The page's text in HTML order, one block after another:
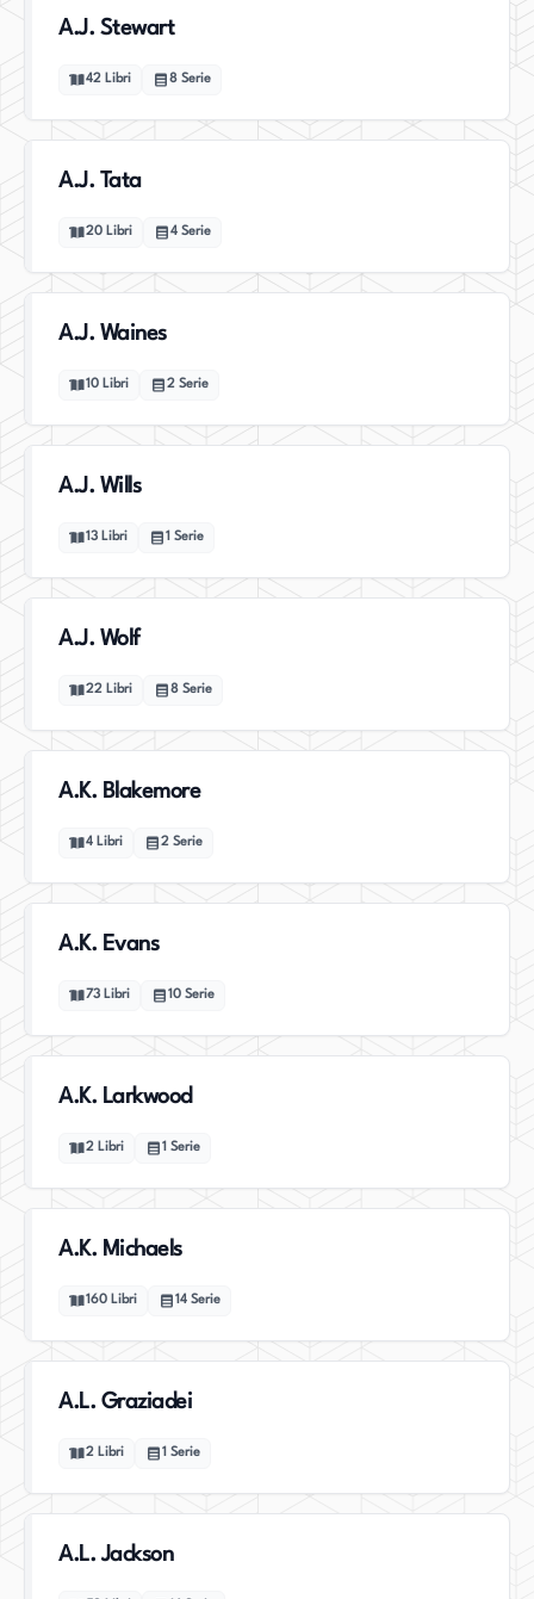
A.J. Stewart
42 Libri 8 Serie
A.J. Tata
20 Libri 4 Serie
A.J. Waines
10 Libri 2 Serie
A.J. Wills
13 Libri 1 Serie
A.J. Wolf
22 Libri 8 Serie
A.K. Blakemore
4 Libri 2 Serie
A.K. Evans
73 Libri 10 Serie
A.K. Larkwood
2 Libri 1 Serie
A.K. Michaels
160 Libri 14 Serie
A.L. Graziadei
2 Libri 1 Serie
A.L. Jackson